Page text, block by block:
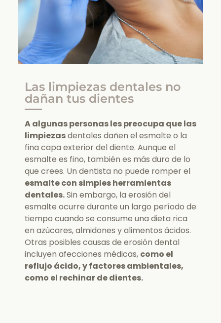
Las limpiezas dentales no
dañan tus dientes
A algunas personas les preocupa que las
limpiezasdentales dañen el esmalte o la
fina capa exterior del diente. Aunque el
esmalte es fino, también es más duro de lo
que crees. Un dentista no puede romper el
esmalte con simples herramientas
dentales.Sin embargo, la erosión del
esmalte ocurre durante un largo período de
tiempo cuando se consume una dieta rica
en azúcares, almidones y alimentos ácidos.
Otras posibles causas de erosión dental
incluyen afecciones médicas, como el
reflujo ácido, y factores ambientales,
como el rechinar de dientes.